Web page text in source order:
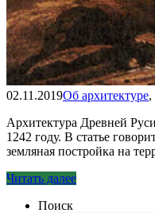
02.11.2019Об архитектуре,
Архитектура Древней
1242 году. В статье
земляная постройка на
Читать далее
Поиск